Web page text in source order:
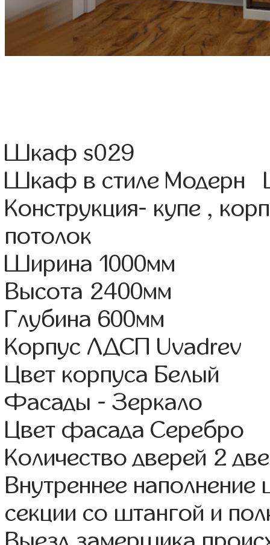
Шкаф s029
Шкаф в стиле Модерн
Конструкция- купе ,
потолок
Ширина 1000мм
Высота 2400мм
Глубина 600мм
Корпус ЛДСП Uvadrev
Цвет корпуса Белый
Фасады - Зеркало
Цвет фасада Серебро
Количество дверей 2
Внутреннее
секции со штангой и